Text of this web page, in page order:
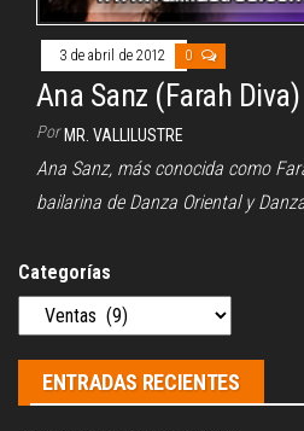
3 de abril de 2012 0
Ana Sanz (Farah Diva)
Por MR. VALLILUSTRE
Ana Sanz, más conocida como
bailarina de Danza Oriental y
Categorías
ENTRADAS RECIENTES